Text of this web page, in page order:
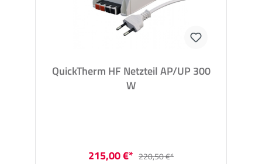
QuickTherm HF Netzteil AP/UP 300
W
215,00 €* 220,50 €*